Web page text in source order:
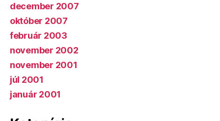
december 2007
október 2007
február 2003
november 2002
november 2001
júl 2001
január 2001